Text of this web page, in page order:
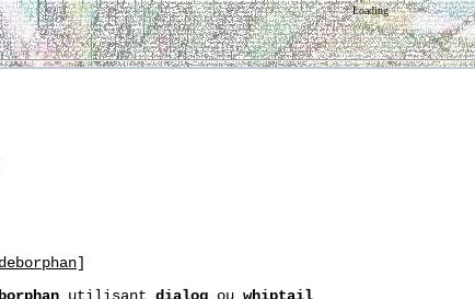
Loading
deborphan]